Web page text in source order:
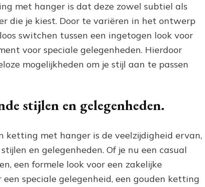
met hanger is dat deze zowel subtiel als
die je kiest. Door te variëren in het ontwerp
switchen tussen een ingetogen look voor
voor speciale gelegenheden. Hierdoor
mogelijkheden om je stijl aan te passen
stijlen en gelegenheden.
ketting met hanger is de veelzijdigheid ervan,
en gelegenheden. Of je nu een casual
een formele look voor een zakelijke
speciale gelegenheid, een gouden ketting